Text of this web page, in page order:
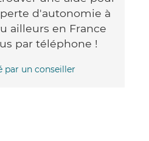
d'autonomie à
ailleurs en France
par téléphone !
par un conseiller